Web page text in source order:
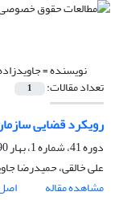
نویسنده =
تعداد مقالات: 1
رویکرد قضایی
دوره 41، شماره 1، بهار 1390، صفحه
علی خالقی، حمیدرضا
مشاهده مقاله